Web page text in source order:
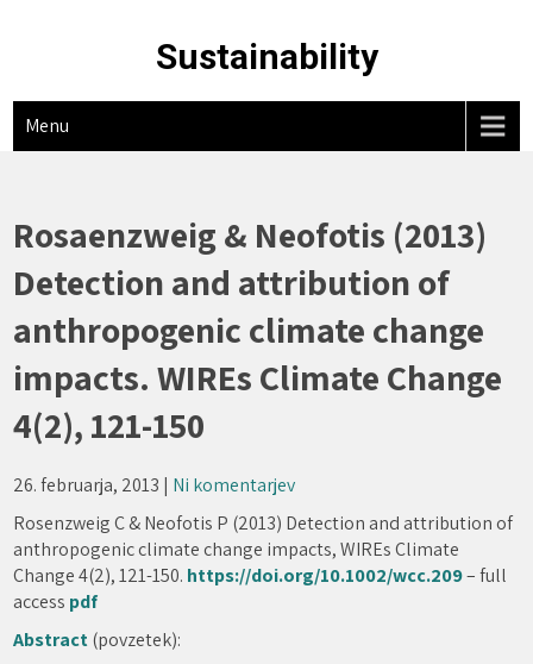
Sustainability
Menu
Rosaenzweig & Neofotis (2013)
Detection and attribution of
anthropogenic climate change
impacts. WIREs Climate Change
4(2), 121-150
26. februarja, 2013 | Ni komentarjev
Rosenzweig C & Neofotis P (2013) Detection and attribution of
anthropogenic climate change impacts, WIREs Climate
Change 4(2), 121-150. https://doi.org/10.1002/wcc.209– full
access pdf
Abstract(povzetek):